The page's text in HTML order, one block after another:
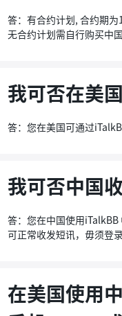
答：有合约计划, 合约期为
无合约计划需自行购买中国
我可否在美
答：您在美国可通过
我可否中国
答：您在中国使用iTalkBB
可正常收发短讯，毋须登
在美国使用